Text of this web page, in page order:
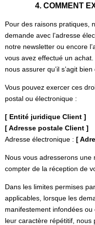
4. COMMENT
Pour des raisons pratiques,
demande avec l’adresse
notre newsletter ou encore
vous avez effectué un
nous assurer qu’il s’agit bien
Vous pouvez exercer ces
postal ou électronique :
[ Entité juridique Client ]
[ Adresse postale Client ]
Adresse électronique : [
Nous vous adresserons une
compter de la réception de
Dans les limites permises
applicables, lorsque les
manifestement infondées
leur caractère répétitif,